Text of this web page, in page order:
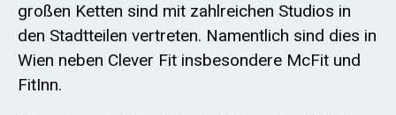
großen Ketten sind mit zahlreichen Studios in
den Stadtteilen vertreten. Namentlich sind dies in
Wien neben Clever Fit insbesondere McFit und
FitInn.